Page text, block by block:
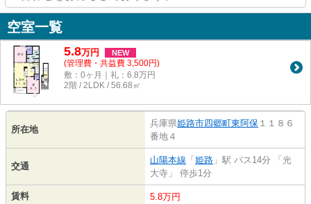
空室一覧
5.8万円 NEW
(管理費・共益費 3,500円)
敷：0ヶ月｜礼：6.8万円
2階 / 2LDK / 56.68㎡
所在地
兵庫県姫路市四郷町東阿保 １１８６
番地４
交通
山陽本線 「 姫路 」駅 バス14分 「光
大寺」 停歩1分
賃料 5.8万円